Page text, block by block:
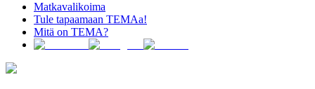
Matkavalikoima
Tule tapaamaan TEMAa!
Mitä on TEMA?